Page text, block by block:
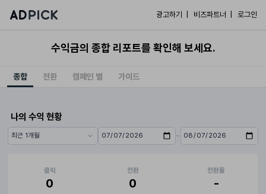
광고하기 | 비즈파트너 | 로그인
수익금의 종합 리포트를 확인해 보세요.
종합 전환 캠페인 별 가이드
나의 수익 현황
기간 프리셋 시작일 ~
종료일
클릭
0
전환
0
전환율
-